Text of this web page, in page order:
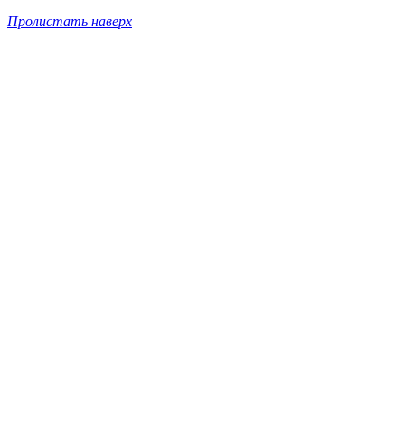
Пролистать наверх